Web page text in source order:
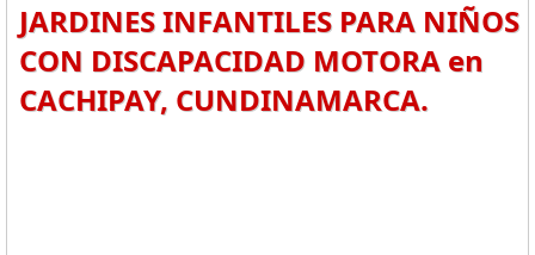
JARDINES INFANTILES PARA NIÑOS
CON DISCAPACIDAD MOTORA en
CACHIPAY, CUNDINAMARCA.